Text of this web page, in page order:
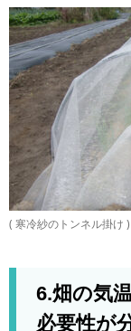
( 寒冷紗のトンネル掛け )
6.畑の気
必要性が